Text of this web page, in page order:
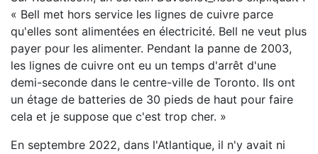
« Bell met hors service les lignes de cuivre parce
qu'elles sont alimentées en électricité. Bell ne veut plus
payer pour les alimenter. Pendant la panne de 2003,
les lignes de cuivre ont eu un temps d'arrêt d'une
demi-seconde dans le centre-ville de Toronto. Ils ont
un étage de batteries de 30 pieds de haut pour faire
cela et je suppose que c'est trop cher. »
En septembre 2022, dans l'Atlantique, il n'y avait ni